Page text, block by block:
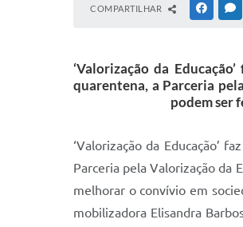
COMPARTILHAR
‘Valorização da
quarentena, a Parceria
podem ser
‘Valorização da Educação’
Parceria pela Valorização da
melhorar o convívio em
mobilizadora Elisandra